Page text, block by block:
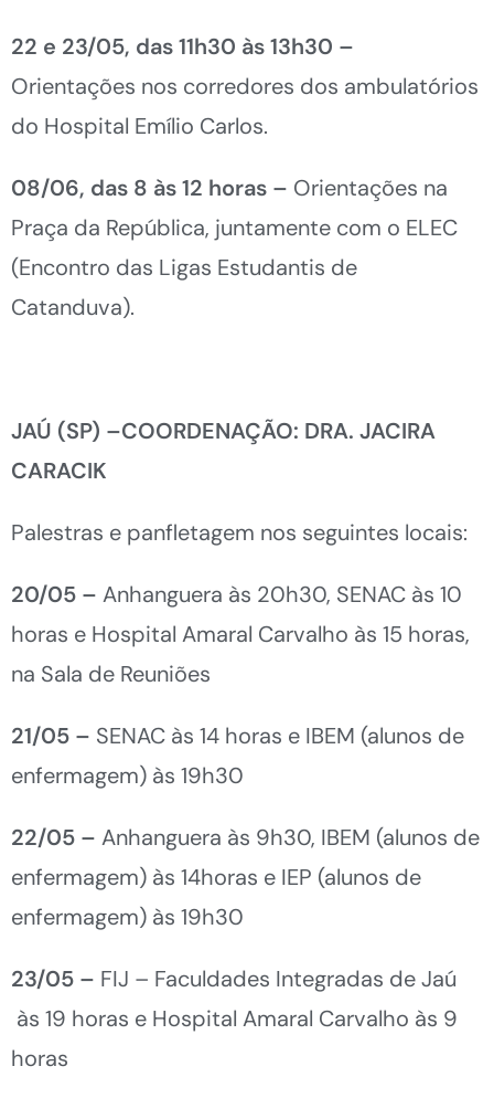
22 e 23/05, das 11h30 às 13h30 –
Orientações nos corredores dos ambulatórios
do Hospital Emílio Carlos.
08/06, das 8 às 12 horas – Orientações na
Praça da República, juntamente com o ELEC
(Encontro das Ligas Estudantis de
Catanduva).
JAÚ (SP) –COORDENAÇÃO: DRA. JACIRA
CARACIK
Palestras e panfletagem nos seguintes locais:
20/05 – Anhanguera às 20h30, SENAC às 10
horas e Hospital Amaral Carvalho às 15 horas,
na Sala de Reuniões
21/05 – SENAC às 14 horas e IBEM (alunos de
enfermagem) às 19h30
22/05 – Anhanguera às 9h30, IBEM (alunos de
enfermagem) às 14horas e IEP (alunos de
enfermagem) às 19h30
23/05 – FIJ – Faculdades Integradas de Jaú
às 19 horas e Hospital Amaral Carvalho às 9
horas